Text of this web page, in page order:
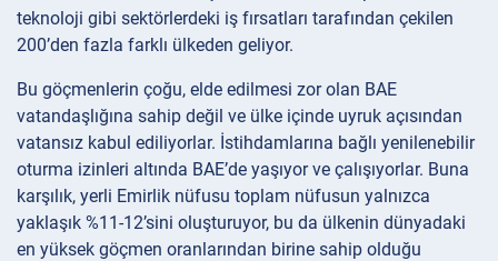
teknoloji gibi sektörlerdeki iş fırsatları tarafından çekilen
200’den fazla farklı ülkeden geliyor.
Bu göçmenlerin çoğu, elde edilmesi zor olan BAE
vatandaşlığına sahip değil ve ülke içinde uyruk açısından
vatansız kabul ediliyorlar. İstihdamlarına bağlı yenilenebilir
oturma izinleri altında BAE’de yaşıyor ve çalışıyorlar. Buna
karşılık, yerli Emirlik nüfusu toplam nüfusun yalnızca
yaklaşık %11-12’sini oluşturuyor, bu da ülkenin dünyadaki
en yüksek göçmen oranlarından birine sahip olduğu